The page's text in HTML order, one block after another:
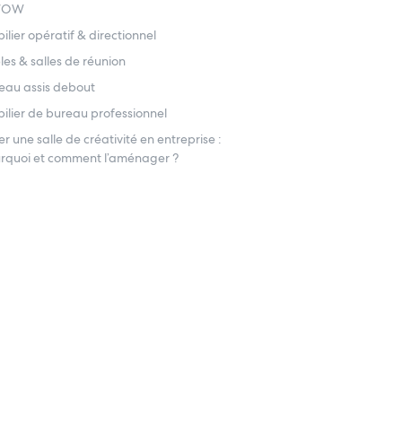
opératif & directionnel
& salles de réunion
assis debout
de bureau professionnel
une salle de créativité en entreprise :
et comment l’aménager ?